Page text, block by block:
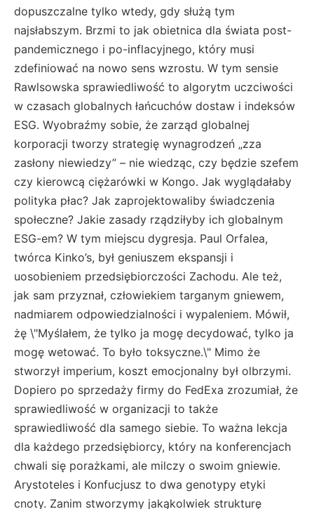
dopuszczalne tylko wtedy, gdy służą tym
najsłabszym. Brzmi to jak obietnica dla świata post-
pandemicznego i po-inflacyjnego, który musi
zdefiniować na nowo sens wzrostu. W tym sensie
Rawlsowska sprawiedliwość to algorytm uczciwości
w czasach globalnych łańcuchów dostaw i indeksów
ESG. Wyobraźmy sobie, że zarząd globalnej
korporacji tworzy strategię wynagrodzeń „zza
zasłony niewiedzy” – nie wiedząc, czy będzie szefem
czy kierowcą ciężarówki w Kongo. Jak wyglądałaby
polityka płac? Jak zaprojektowaliby świadczenia
społeczne? Jakie zasady rządziłyby ich globalnym
ESG-em? W tym miejscu dygresja. Paul Orfalea,
twórca Kinko’s, był geniuszem ekspansji i
uosobieniem przedsiębiorczości Zachodu. Ale też,
jak sam przyznał, człowiekiem targanym gniewem,
nadmiarem odpowiedzialności i wypaleniem. Mówił,
żę \"Myślałem, że tylko ja mogę decydować, tylko ja
mogę wetować. To było toksyczne.\" Mimo że
stworzył imperium, koszt emocjonalny był olbrzymi.
Dopiero po sprzedaży firmy do FedExa zrozumiał, że
sprawiedliwość w organizacji to także
sprawiedliwość dla samego siebie. To ważna lekcja
dla każdego przedsiębiorcy, który na konferencjach
chwali się porażkami, ale milczy o swoim gniewie.
Arystoteles i Konfucjusz to dwa genotypy etyki
cnoty. Zanim stworzymy jakąkolwiek strukturę